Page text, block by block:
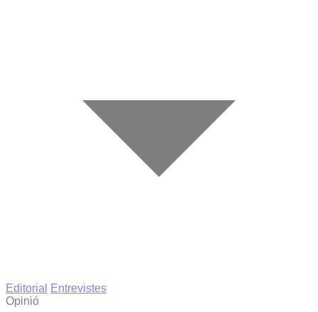
Editorial
Entrevistes
Opinió